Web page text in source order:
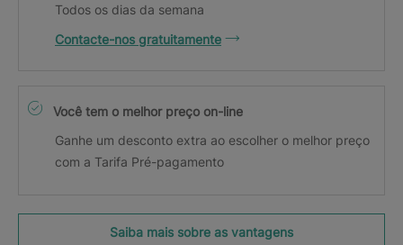
Todos os dias da semana
Contacte-nos gratuitamente
Você tem o melhor preço on-line
Ganhe um desconto extra ao escolher o melhor preço
com a Tarifa Pré-pagamento
Saiba mais sobre as vantagens